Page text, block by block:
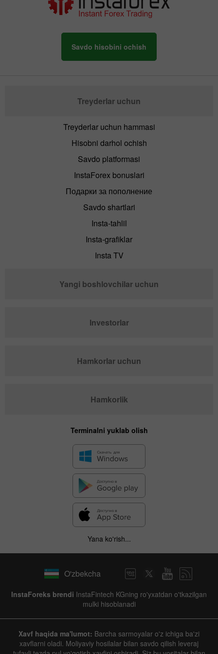
Savdo hisobini ochish
Treyderlar uchun
Treyderlar uchun hammasi
Hisobni darhol ochish
Savdo platformasi
InstaForex bonuslari
Подарки за пополнение
Savdo shartlari
Insta-tahlil
Insta-grafiklar
Insta TV
Yangi boshlovchilar uchun
Investorlar
Hamkorlar uchun
Hamkorlik
Terminalni yuklab olish
Yana ko'rish...
O'zbekcha
InstaForeks brendi InstaFintech KGning ro'yxatdan o'tkazilgan
mulki hisoblanadi
Xavf haqida ma'lumot: Barcha sarmoyalar o'z ichiga ba'zi
xavflarni oladi. Moliyaviy hosilalar bilan savdo qilish leveraj